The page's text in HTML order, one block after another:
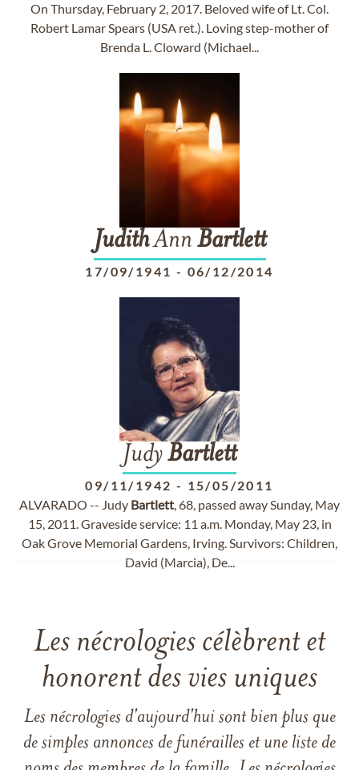
On Thursday, February 2, 2017. Beloved wife of Lt. Col.
Robert Lamar Spears (USA ret.). Loving step-mother of
Brenda L. Cloward (Michael...
JudithAnn Bartlett
17/09/1941 - 06/12/2014
JudyBartlett
09/11/1942 - 15/05/2011
ALVARADO -- Judy Bartlett, 68, passed away Sunday, May
15, 2011. Graveside service: 11 a.m. Monday, May 23, in
Oak Grove Memorial Gardens, Irving. Survivors: Children,
David (Marcia), De...
Les nécrologies célèbrent et
honorent des vies uniques
Les nécrologies d'aujourd'hui sont bien plus que
de simples annonces de funérailles et une liste de